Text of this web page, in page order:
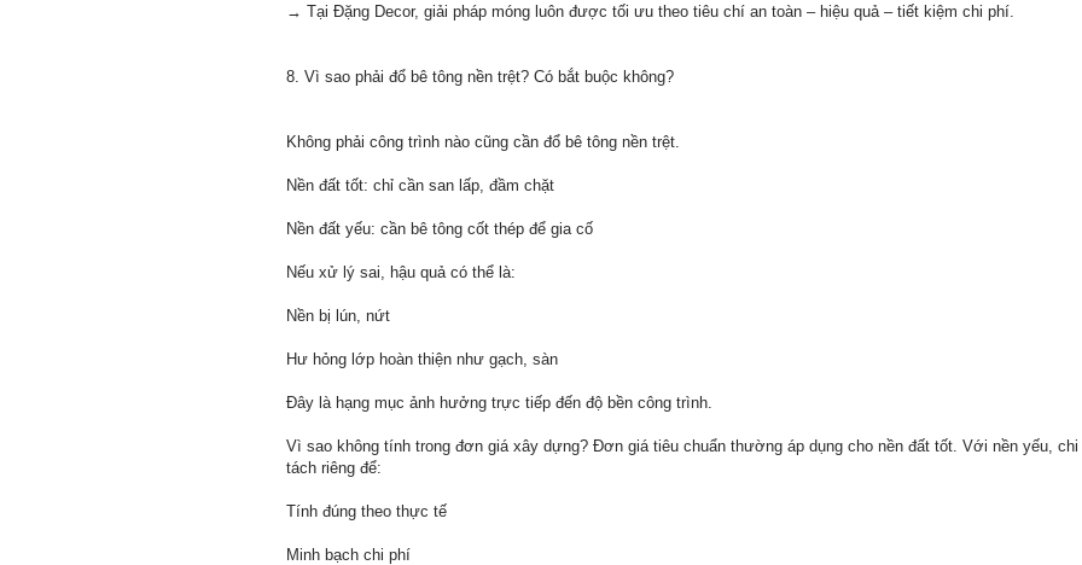
→ Tại Đặng Decor, giải pháp móng luôn được tối ưu theo tiêu chí an toàn – hiệu quả – tiết kiệm chi phí.
8. Vì sao phải đổ bê tông nền trệt? Có bắt buộc không?
Không phải công trình nào cũng cần đổ bê tông nền trệt.
Nền đất tốt: chỉ cần san lấp, đầm chặt
Nền đất yếu: cần bê tông cốt thép để gia cố
Nếu xử lý sai, hậu quả có thể là:
Nền bị lún, nứt
Hư hỏng lớp hoàn thiện như gạch, sàn
Đây là hạng mục ảnh hưởng trực tiếp đến độ bền công trình.
Vì sao không tính trong đơn giá xây dựng? Đơn giá tiêu chuẩn thường áp dụng cho nền đất tốt. Với nền yếu,
tách riêng để:
Tính đúng theo thực tế
Minh bạch chi phí